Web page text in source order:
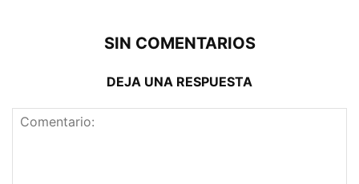
SIN COMENTARIOS
DEJA UNA RESPUESTA